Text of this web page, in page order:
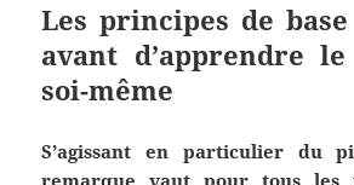
Les principes de
avant d’apprendre
soi-même
S’agissant en particulier du